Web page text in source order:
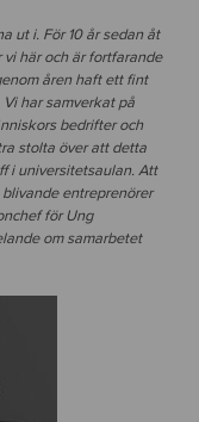
ut i. För 10 år sedan åt
här och är fortfarande
åren haft ett fint
har samverkat på
bedrifter och
stolta över att detta
i universitetsaulan. Att
entreprenörer
för Ung
om samarbetet